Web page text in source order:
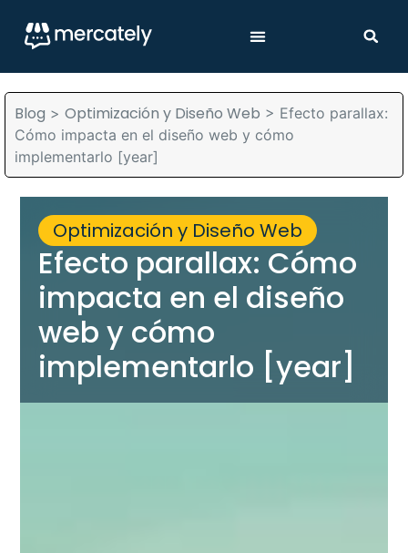
Blog > Optimización y Diseño Web > Efecto parallax:
Cómo impacta en el diseño web y cómo
implementarlo [year]
Optimización y Diseño Web
Efecto parallax: Cómo
impacta en el diseño
web y cómo
implementarlo [year]